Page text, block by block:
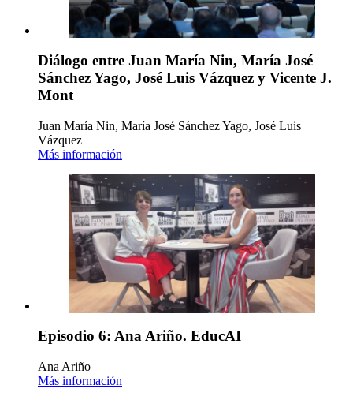
Diálogo entre Juan María Nin, María José
Sánchez Yago, José Luis Vázquez y Vicente J.
Mont
Juan María Nin, María José Sánchez Yago, José Luis
Vázquez
Más información
Episodio 6: Ana Ariño. EducAI
Ana Ariño
Más información